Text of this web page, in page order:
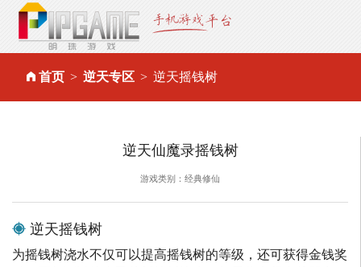
首页 逆天专区 逆天摇钱树
逆天仙魔录摇钱树
游戏类别：经典修仙
逆天摇钱树
为摇钱树浇水不仅可以提高摇钱树的等级，还可获得金钱奖